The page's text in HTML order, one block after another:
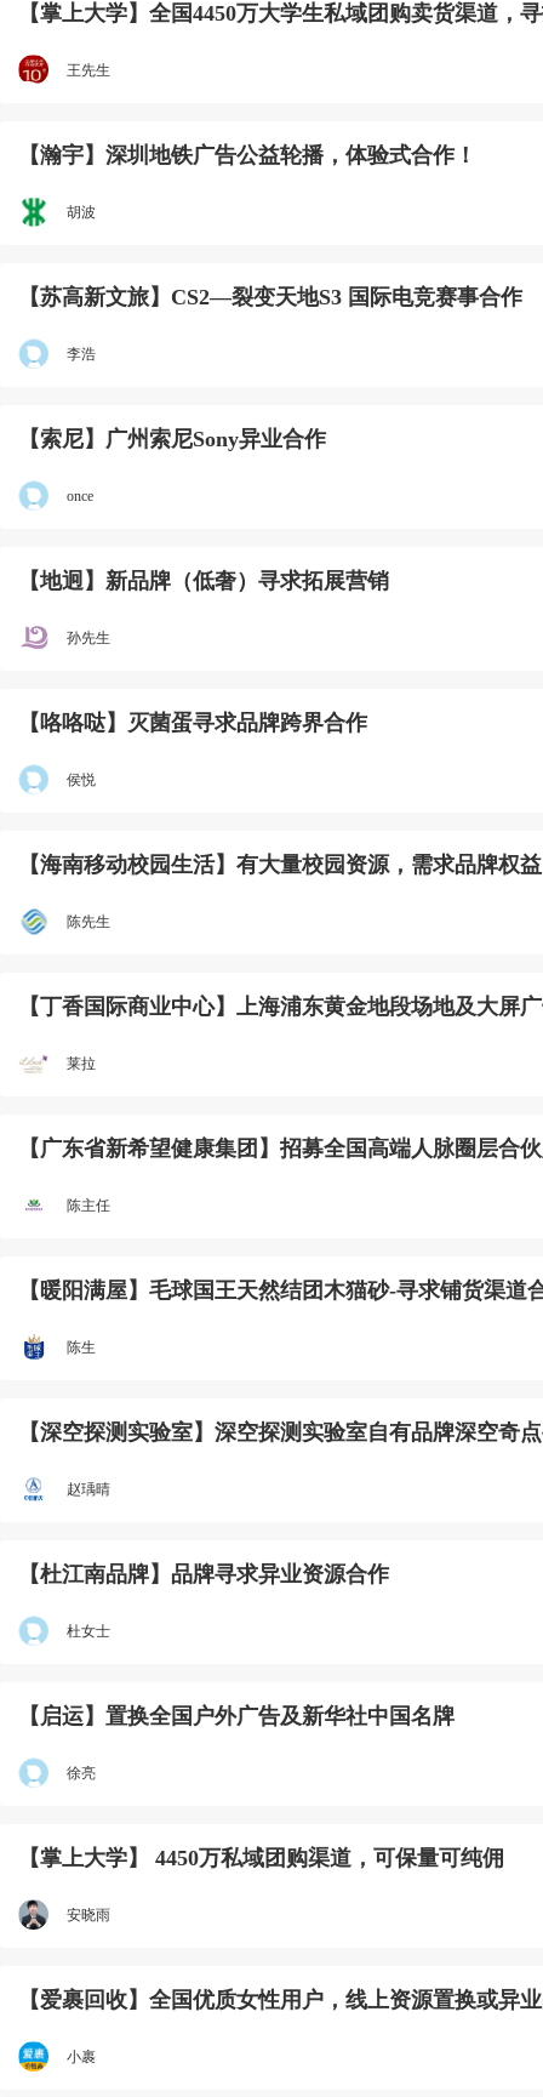
【掌上大学】全国4450万大学生私域团购卖货渠道，
王先生
【瀚宇】深圳地铁广告公益轮播，体验式合作！
胡波
【苏高新文旅】CS2—裂变天地S3 国际电竞赛事合作
李浩
【索尼】广州索尼Sony异业合作
once
【地迥】新品牌（低奢）寻求拓展营销
孙先生
【咯咯哒】灭菌蛋寻求品牌跨界合作
侯悦
【海南移动校园生活】有大量校园资源，需求品牌权
陈先生
【丁香国际商业中心】上海浦东黄金地段场地及大屏
莱拉
【广东省新希望健康集团】招募全国高端人脉圈层合
陈主任
【暖阳满屋】毛球国王天然结团木猫砂-寻求铺货渠道
陈生
【深空探测实验室】深空探测实验室自有品牌深空奇
赵瑀晴
【杜江南品牌】品牌寻求异业资源合作
杜女士
【启运】置换全国户外广告及新华社中国名牌
徐亮
【掌上大学】 4450万私域团购渠道，可保量可纯佣
安晓雨
【爱裹回收】全国优质女性用户，线上资源置换或异
小裹